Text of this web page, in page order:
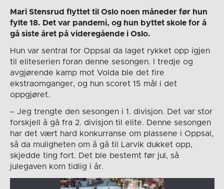
Mari Stensrud flyttet til Oslo noen måneder før hun
fylte 18. Det var pandemi, og hun byttet skole for å
gå siste året på videregående i Oslo.
Hun var sentral for Oppsal da laget rykket opp igjen
til eliteserien foran denne sesongen. I tredje og
avgjørende kamp mot Volda ble det fire
ekstraomganger, og hun scoret 15 mål i det
oppgjøret.
– Jeg trengte den sesongen i 1. divisjon. Det var stor
forskjell å gå fra 2. divisjon til elite. Denne sesongen
har det vært hard konkurranse om plassene i Oppsal,
så da muligheten om å gå til Larvik dukket opp,
skjedde ting fort. Det ble bestemt før jul, så
julegaven kom tidlig i år.